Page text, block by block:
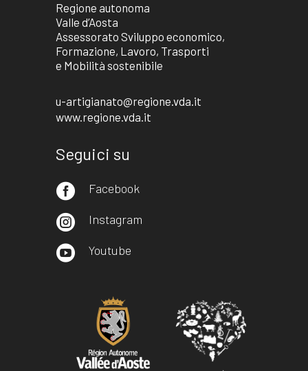
Regione autonoma
Valle d’Aosta
Assessorato Sviluppo economico,
Formazione, Lavoro, Trasporti
e Mobilità sostenibile
u-artigianato@regione.vda.it
www.regione.vda.it
Seguici su
 Facebook
 Instagram
 Youtube